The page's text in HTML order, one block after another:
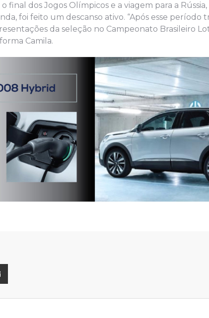
final dos Jogos Olímpicos e a viagem para a
foi feito um descanso ativo. “Após esse período
da seleção no Campeonato Brasileiro
Camila.